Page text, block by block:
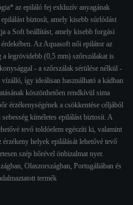
az epiláló fej exkluzív anyagának
biztosít, amely kisebb súrlódást
a Soft beállítást, amely kisebb forgási
Az Aquasoft női epilátor az
legrövidebb (0,5 mm) szőrszálakat is
- a szőrszálak sérülése nélkül -
így ideálisan használható a kádban
köszönhetően rendkívül sima
érzékenységének a csökkentése céljából
kíméletes epilálást biztosít. A
tevő toldóelem egészíti ki, valamint
helyek epilálását lehetővé tevő
szép bőrével önbizalmat nyer.
Olaszországban, Portugáliában és
termék